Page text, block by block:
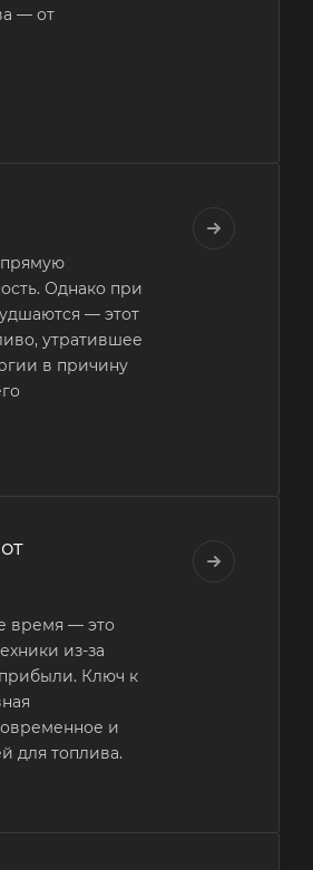
— от
Однако при
— этот
утратившее
в причину
время — это
из-за
Ключ к
и
для топлива.